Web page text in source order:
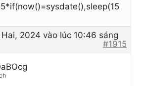
2024 vào lúc 10:46 sáng
#1915